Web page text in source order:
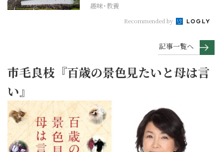
趣味･教養
Recommended by
記事一覧へ
市毛良枝『百歳の景色見たいと母は言
い』